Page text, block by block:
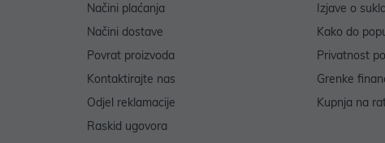
Načini plaćanja
Načini dostave
Povrat proizvoda
Kontaktirajte nas
Odjel reklamacije
Raskid ugovora
Izjave o
Kako do
Privatnost
Grenke
Kupnja na